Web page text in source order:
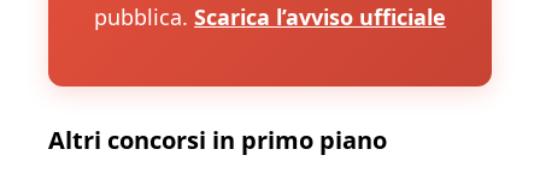
pubblica. Scarica l’avviso ufficiale
Altri concorsi in primo piano